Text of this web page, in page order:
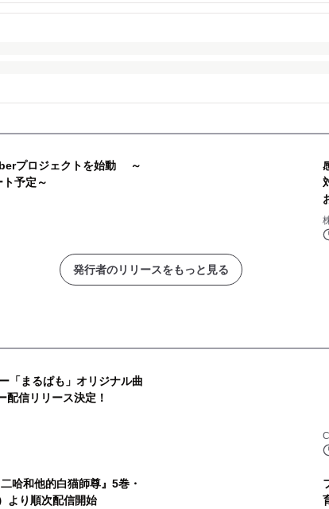
プロジェクトを始動 ～
予定～
発行者のリリースをもっと見る
「まるぱも」オリジナル曲
配信リリース決定！
哈和他的白猫師尊』5巻・
より順次配信開始